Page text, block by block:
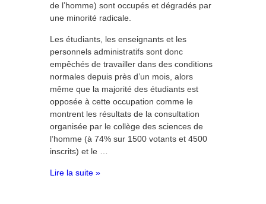
de l’homme) sont occupés et dégradés par
une minorité radicale.
Les étudiants, les enseignants et les
personnels administratifs sont donc
empêchés de travailler dans des conditions
normales depuis près d’un mois, alors
même que la majorité des étudiants est
opposée à cette occupation comme le
montrent les résultats de la consultation
organisée par le collège des sciences de
l’homme (à 74% sur 1500 votants et 4500
inscrits) et le …
Lire la suite »